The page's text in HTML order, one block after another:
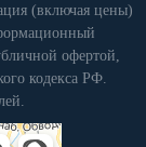
(включая цены)
офертой,
кодекса РФ.